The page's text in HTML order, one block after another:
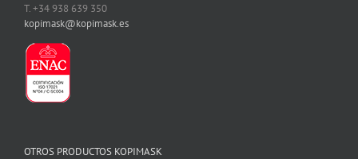
T. +34 938 639 350
kopimask@kopimask.es
OTROS PRODUCTOS KOPIMASK